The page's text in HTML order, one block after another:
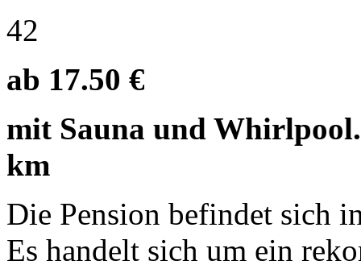
42
ab 17.50 €
mit Sauna und
km
Die Pension befindet sich
Es handelt sich um ein